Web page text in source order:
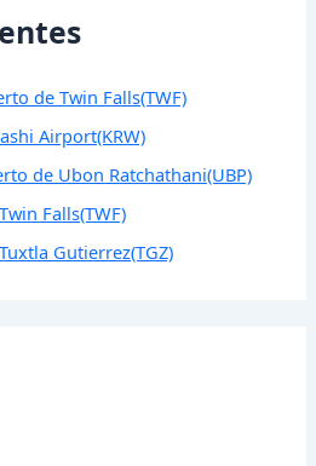
de Twin Falls(TWF)
Airport(KRW)
de Ubon Ratchathani(UBP)
Falls(TWF)
Gutierrez(TGZ)